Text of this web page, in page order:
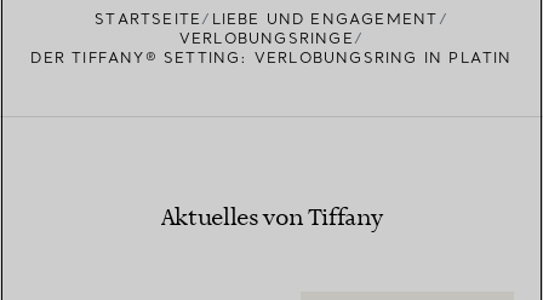
STARTSEITE
LIEBE UND ENGAGEMENT
VERLOBUNGSRINGE
DER TIFFANY® SETTING: VERLOBUNGSRING IN PLATIN
Aktuelles von Tiffany